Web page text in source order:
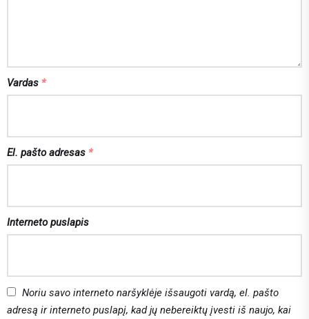
Vardas *
El. pašto adresas *
Interneto puslapis
Noriu savo interneto naršyklėje išsaugoti vardą, el. pašto
adresą ir interneto puslapį, kad jų nebereiktų įvesti iš naujo, kai